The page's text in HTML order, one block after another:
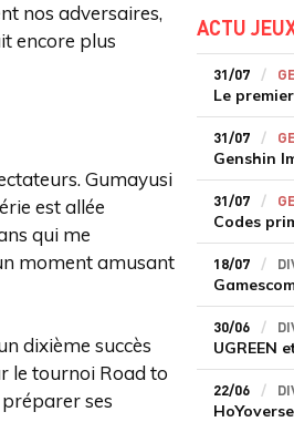
nos adversaires,
encore plus
Gumayusi
est allée
qui me
moment amusant
dixième succès
le tournoi Road to
ses
ACTU
31/07
31/07
31/07
18/07
30/06
22/06